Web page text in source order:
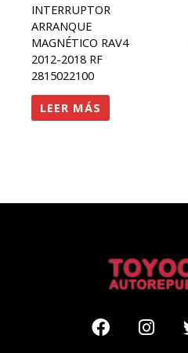
INTERRUPTOR
ARRANQUE
MAGNÉTICO RAV4
2012-2018 RF
2815022100
LEER MÁS
Facebook